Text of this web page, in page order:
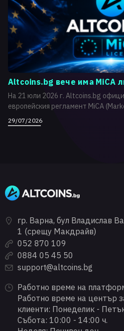
Altcoins.bg вече има MiCA
На 21 юли 2026 г. Altcoins.bg
европейския регламент MiCA
29/07/2026
гр. Варна, бул Владислав
1 (срещу Макдрайв)
052 870 109
0884 05 45 50
support@altcoins.bg
Работно време на
Работно време на център
клиенти: Понеделик -
Събота: 10:00 - 14:00 ч.